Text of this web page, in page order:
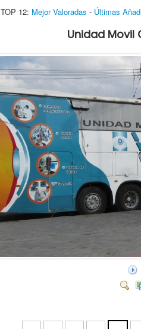
TOP 12: Mejor Valoradas - Últimas
Unidad